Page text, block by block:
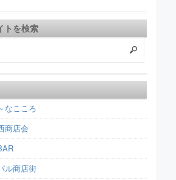
トを検索
なこころ
商店会
ル商店街